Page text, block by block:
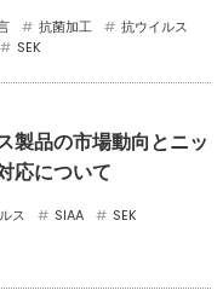
抗菌加工
抗ウイルス
SEK
製品の市場動向とニッ
応について
ス SIAA SEK